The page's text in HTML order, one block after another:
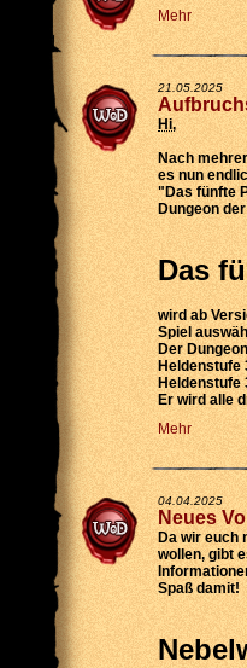
Mehr
21.05.2025
Hi,
Nach
es nun
"Das fünfte
Dungeon
Das
wirdab
Spiel
Der
Heldenstufe
Heldenstufe
Er wirdalle
Mehr
04.04.2025
Neues
Da wir euch
wollen, gibt
Spaß damit!